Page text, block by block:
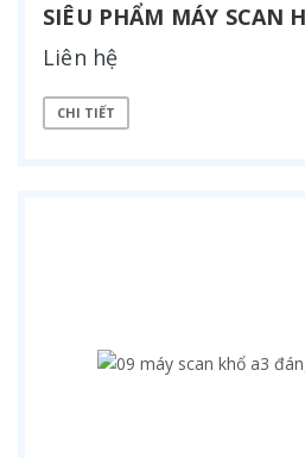
SIÊU PHẨM MÁY SCAN
Liên hệ
CHI TIẾT